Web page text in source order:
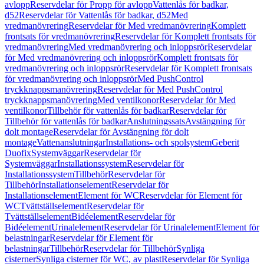
avloppReservdelar för Propp för avloppVattenlås för badkar,
d52Reservdelar för Vattenlås för badkar, d52Med
vredmanövreringReservdelar för Med vredmanövreringKomplett
frontsats för vredmanövreringReservdelar för Komplett frontsats för
vredmanövreringMed vredmanövrering och inloppsrörReservdelar
för Med vredmanövrering och inloppsrörKomplett frontsats för
vredmanövrering och inloppsrörReservdelar för Komplett frontsats
för vredmanövrering och inloppsrörMed PushControl
tryckknappsmanövreringReservdelar för Med PushControl
tryckknappsmanövreringMed ventilkonorReservdelar för Med
ventilkonorTillbehör för vattenlås för badkarReservdelar för
Tillbehör för vattenlås för badkarAnslutningssatsAvstängning för
dolt montageReservdelar för Avstängning för dolt
montageVattenanslutningarInstallations- och spolsystemGeberit
DuofixSystemväggarReservdelar för
SystemväggarInstallationssystemReservdelar för
InstallationssystemTillbehörReservdelar för
TillbehörInstallationselementReservdelar för
InstallationselementElement för WCReservdelar för Element för
WCTvättställselementReservdelar för
TvättställselementBidéelementReservdelar för
BidéelementUrinalelementReservdelar för UrinalelementElement för
belastningarReservdelar för Element för
belastningarTillbehörReservdelar för TillbehörSynliga
cisternerSynliga cisterner för WC, av plastReservdelar för Synliga